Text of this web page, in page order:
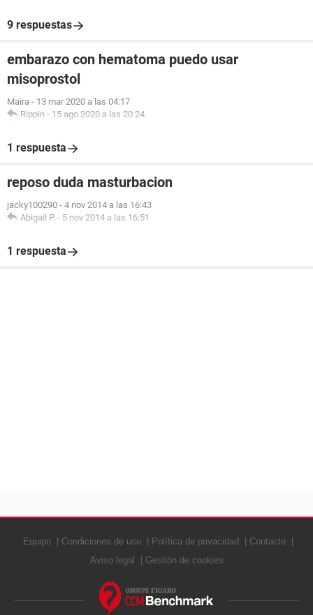
9 respuestas
embarazo con hematoma puedo usar
misoprostol
Maira - 13 mar 2020 a las 04:17
Rippin - 15 ago 2020 a las 20:24
1 respuesta
reposo duda masturbacion
jacky100290 - 4 nov 2014 a las 16:43
Abigail P. - 5 nov 2014 a las 16:51
1 respuesta
Equipo Condiciones de uso Política de privacidad
Contacto
Aviso legal
Gestión de cookies